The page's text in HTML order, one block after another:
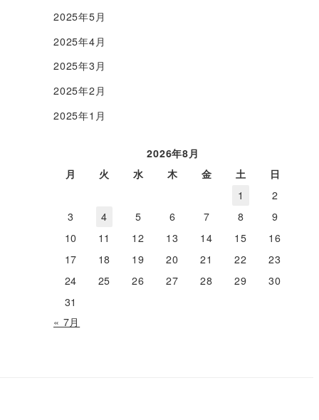
2025年5月
2025年4月
2025年3月
2025年2月
2025年1月
2026年8月
月
火 水 木 金 土
日
1
2
3
4 5 6 7 8
9
10
11 12 13 14 15
16
17
18 19 20 21 22
23
24
25 26 27 28 29
30
31
« 7月